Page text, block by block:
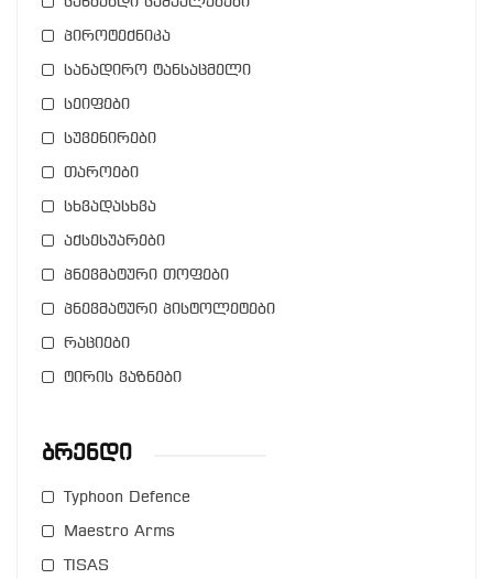
პიროტექნიკა
სანადირო ტანსაცმელი
სეიფები
სუვენირები
თაროები
სხვადასხვა
აქსესუარები
პნევმატური თოფები
პნევმატური პისტოლეტები
რაციები
ტირის ვაზნები
Ბრენდი
Typhoon Defence
Maestro Arms
TISAS